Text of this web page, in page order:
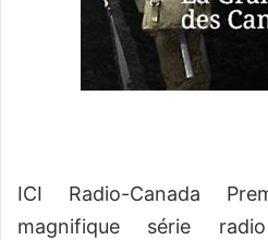
ICI Radio-Canada
magnifique série